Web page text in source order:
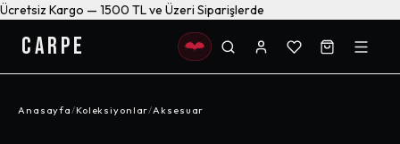
Ücretsiz Kargo — 1500 TL ve Üzeri Siparişlerde
CARPE
Anasayfa/Koleksiyonlar/Aksesuar